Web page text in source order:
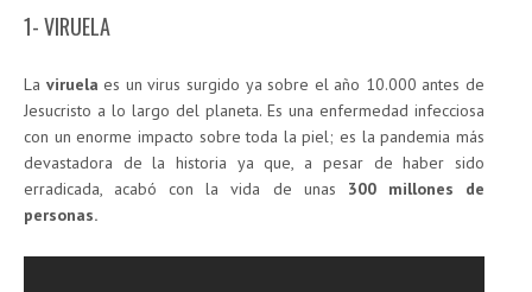
1- VIRUELA
La viruela es un virus surgido ya sobre el año 10.000 antes de
Jesucristo a lo largo del planeta. Es una enfermedad infecciosa
con un enorme impacto sobre toda la piel; es la pandemia más
devastadora de la historia ya que, a pesar de haber sido
erradicada, acabó con la vida de unas 300 millones de
personas.